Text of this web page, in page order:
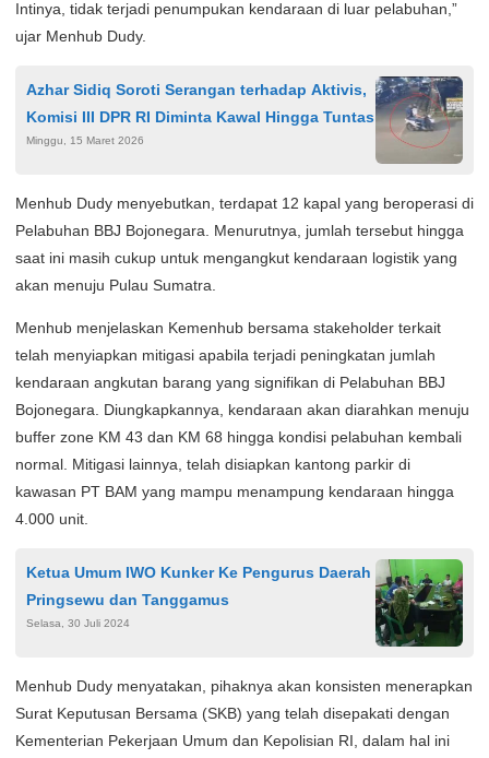
Intinya, tidak terjadi penumpukan kendaraan di luar pelabuhan,”
ujar Menhub Dudy.
Azhar Sidiq Soroti Serangan terhadap Aktivis,
Komisi III DPR RI Diminta Kawal Hingga Tuntas
Minggu, 15 Maret 2026
Menhub Dudy menyebutkan, terdapat 12 kapal yang beroperasi di
Pelabuhan BBJ Bojonegara. Menurutnya, jumlah tersebut hingga
saat ini masih cukup untuk mengangkut kendaraan logistik yang
akan menuju Pulau Sumatra.
Menhub menjelaskan Kemenhub bersama stakeholder terkait
telah menyiapkan mitigasi apabila terjadi peningkatan jumlah
kendaraan angkutan barang yang signifikan di Pelabuhan BBJ
Bojonegara. Diungkapkannya, kendaraan akan diarahkan menuju
buffer zone KM 43 dan KM 68 hingga kondisi pelabuhan kembali
normal. Mitigasi lainnya, telah disiapkan kantong parkir di
kawasan PT BAM yang mampu menampung kendaraan hingga
4.000 unit.
Ketua Umum IWO Kunker Ke Pengurus Daerah
Pringsewu dan Tanggamus
Selasa, 30 Juli 2024
Menhub Dudy menyatakan, pihaknya akan konsisten menerapkan
Surat Keputusan Bersama (SKB) yang telah disepakati dengan
Kementerian Pekerjaan Umum dan Kepolisian RI, dalam hal ini